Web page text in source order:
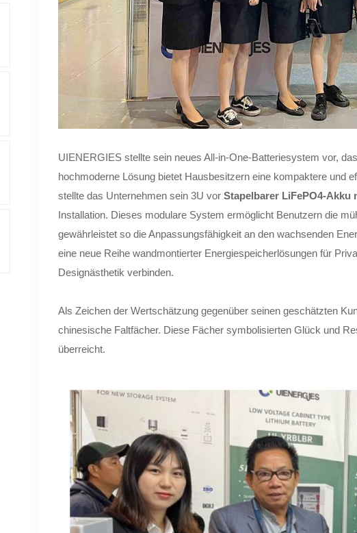
UIENERGIES stellte sein neues All-in-One-Batteriesystem vor,
hochmoderne Lösung bietet Hausbesitzern eine kompaktere und
stellte das Unternehmen sein 3U vor Stapelbarer LiFePO4-Akku
Installation. Dieses modulare System ermöglicht Benutzern die
gewährleistet so die Anpassungsfähigkeit an den wachsenden
eine neue Reihe wandmontierter Energiespeicherlösungen für
Designästhetik verbinden.
Als Zeichen der Wertschätzung gegenüber seinen geschätzten
chinesische Faltfächer. Diese Fächer symbolisierten Glück und
überreicht.